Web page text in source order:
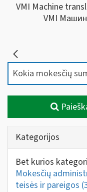
VMI Machine
VMI
Kategorijos
Bet kurios
Mokesčių
teisės ir pareigos